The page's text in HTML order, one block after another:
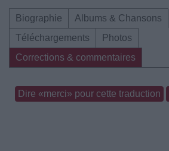
Biographie
Albums & Chansons
Téléchargements
Photos
Corrections & commentaires
Dire «merci» pour cette traduction